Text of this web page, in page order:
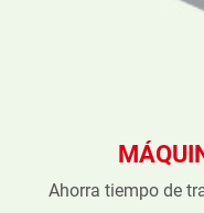
Ahorra tiempo de